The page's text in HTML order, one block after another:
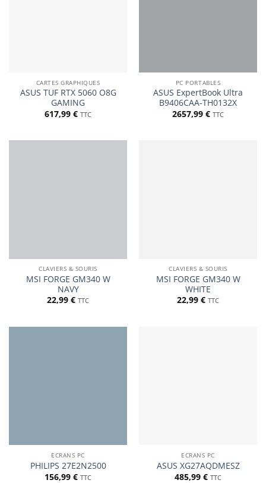
CARTES GRAPHIQUES
ASUS TUF RTX 5060 O8G
GAMING
617,99 € TTC
PC PORTABLES
ASUS ExpertBook Ultra
B9406CAA-TH0132X
2657,99 € TTC
CLAVIERS & SOURIS
MSI FORGE GM340 W
NAVY
22,99 € TTC
CLAVIERS & SOURIS
MSI FORGE GM340 W
WHITE
22,99 € TTC
ECRANS PC
PHILIPS 27E2N2500
156,99 € TTC
ECRANS PC
ASUS XG27AQDMESZ
485,99 € TTC